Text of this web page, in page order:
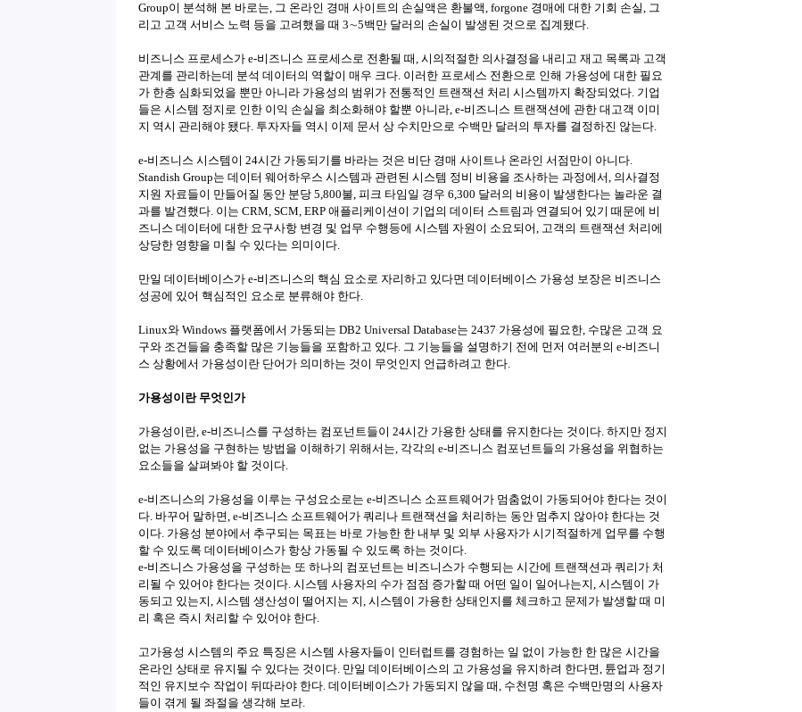
Group이 분석해 본 바로는, 그 온라인 경매 사이트의 손실액은 환불액, forgone 경매에 대한 기회 손실, 그
리고 고객 서비스 노력 등을 고려했을 때 3∼5백만 달러의 손실이 발생된 것으로 집계됐다.
비즈니스 프로세스가 e-비즈니스 프로세스로 전환될 때, 시의적절한 의사결정을 내리고 재고 목록과 고객
관계를 관리하는데 분석 데이터의 역할이 매우 크다. 이러한 프로세스 전환으로 인해 가용성에 대한 필요
가 한층 심화되었을 뿐만 아니라 가용성의 범위가 전통적인 트랜잭션 처리 시스템까지 확장되었다. 기업
들은 시스템 정지로 인한 이익 손실을 최소화해야 할뿐 아니라, e-비즈니스 트랜잭션에 관한 대고객 이미
지 역시 관리해야 됐다. 투자자들 역시 이제 문서 상 수치만으로 수백만 달러의 투자를 결정하진 않는다.
e-비즈니스 시스템이 24시간 가동되기를 바라는 것은 비단 경매 사이트나 온라인 서점만이 아니다.
Standish Group는 데이터 웨어하우스 시스템과 관련된 시스템 정비 비용을 조사하는 과정에서, 의사결정
지원 자료들이 만들어질 동안 분당 5,800불, 피크 타임일 경우 6,300 달러의 비용이 발생한다는 놀라운 결
과를 발견했다. 이는 CRM, SCM, ERP 애플리케이션이 기업의 데이터 스트림과 연결되어 있기 때문에 비
즈니스 데이터에 대한 요구사항 변경 및 업무 수행등에 시스템 자원이 소요되어, 고객의 트랜잭션 처리에
상당한 영향을 미칠 수 있다는 의미이다.
만일 데이터베이스가 e-비즈니스의 핵심 요소로 자리하고 있다면 데이터베이스 가용성 보장은 비즈니스
성공에 있어 핵심적인 요소로 분류해야 한다.
Linux와 Windows 플랫폼에서 가동되는 DB2 Universal Database는 2437 가용성에 필요한, 수많은 고객 요
구와 조건들을 충족할 많은 기능들을 포함하고 있다. 그 기능들을 설명하기 전에 먼저 여러분의 e-비즈니
스 상황에서 가용성이란 단어가 의미하는 것이 무엇인지 언급하려고 한다.
가용성이란 무엇인가
가용성이란, e-비즈니스를 구성하는 컴포넌트들이 24시간 가용한 상태를 유지한다는 것이다. 하지만 정지
없는 가용성을 구현하는 방법을 이해하기 위해서는, 각각의 e-비즈니스 컴포넌트들의 가용성을 위협하는
요소들을 살펴봐야 할 것이다.
e-비즈니스의 가용성을 이루는 구성요소로는 e-비즈니스 소프트웨어가 멈춤없이 가동되어야 한다는 것이
다. 바꾸어 말하면, e-비즈니스 소프트웨어가 쿼리나 트랜잭션을 처리하는 동안 멈추지 않아야 한다는 것
이다. 가용성 분야에서 추구되는 목표는 바로 가능한 한 내부 및 외부 사용자가 시기적절하게 업무를 수행
할 수 있도록 데이터베이스가 항상 가동될 수 있도록 하는 것이다.
e-비즈니스 가용성을 구성하는 또 하나의 컴포넌트는 비즈니스가 수행되는 시간에 트랜잭션과 쿼리가 처
리될 수 있어야 한다는 것이다. 시스템 사용자의 수가 점점 증가할 때 어떤 일이 일어나는지, 시스템이 가
동되고 있는지, 시스템 생산성이 떨어지는 지, 시스템이 가용한 상태인지를 체크하고 문제가 발생할 때 미
리 혹은 즉시 처리할 수 있어야 한다.
고가용성 시스템의 주요 특징은 시스템 사용자들이 인터럽트를 경험하는 일 없이 가능한 한 많은 시간을
온라인 상태로 유지될 수 있다는 것이다. 만일 데이터베이스의 고 가용성을 유지하려 한다면, 튠업과 정기
적인 유지보수 작업이 뒤따라야 한다. 데이터베이스가 가동되지 않을 때, 수천명 혹은 수백만명의 사용자
들이 겪게 될 좌절을 생각해 보라.